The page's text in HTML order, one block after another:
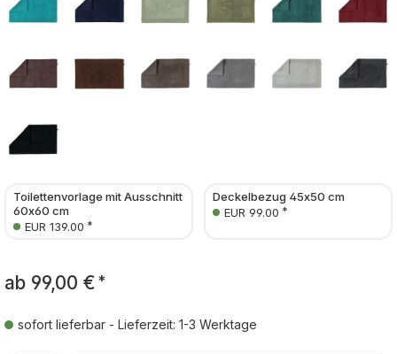
Toilettenvorlage mit Ausschnitt
60x60 cm
EUR 139.00 *
Deckelbezug 45x50 cm
EUR 99.00 *
ab 99,00 € *
sofort lieferbar - Lieferzeit: 1-3 Werktage